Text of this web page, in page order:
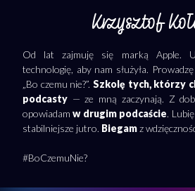
Krzysztof
Od lat zajmuję się marką Apple.
technologię, aby nam służyła.
„Bo czemu nie?”. Szkolę tych, którzy
podcasty — ze mną zaczynają. Z
opowiadamw drugim podcaście.
stabilniejsze jutro. Biegamz
#BoCzemuNie?